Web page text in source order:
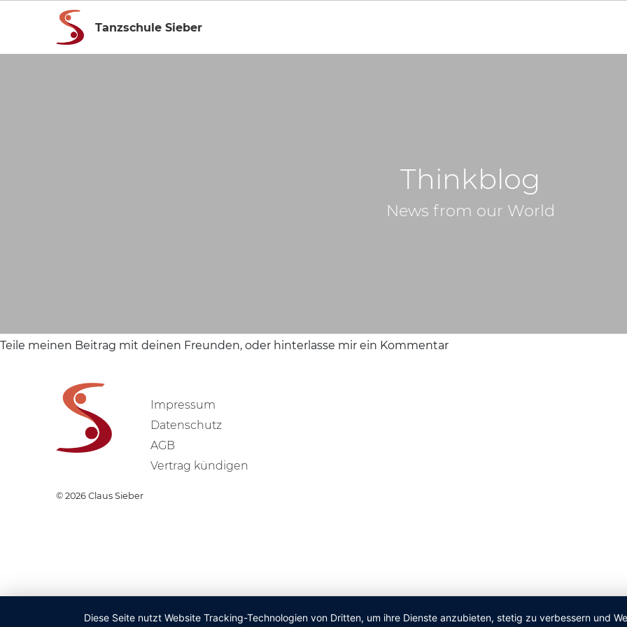
Tanzschule Sieber
Thinkblog
News from our World
Teile meinen Beitrag mit deinen Freunden, oder hinterlasse mir ein Kommentar
Impressum
Datenschutz
AGB
Vertrag kündigen
© 2026 Claus Sieber
Diese Seite nutzt Website Tracking-Technologien von Dritten, um ihre Dienste anzubieten, stetig zu verbessern und